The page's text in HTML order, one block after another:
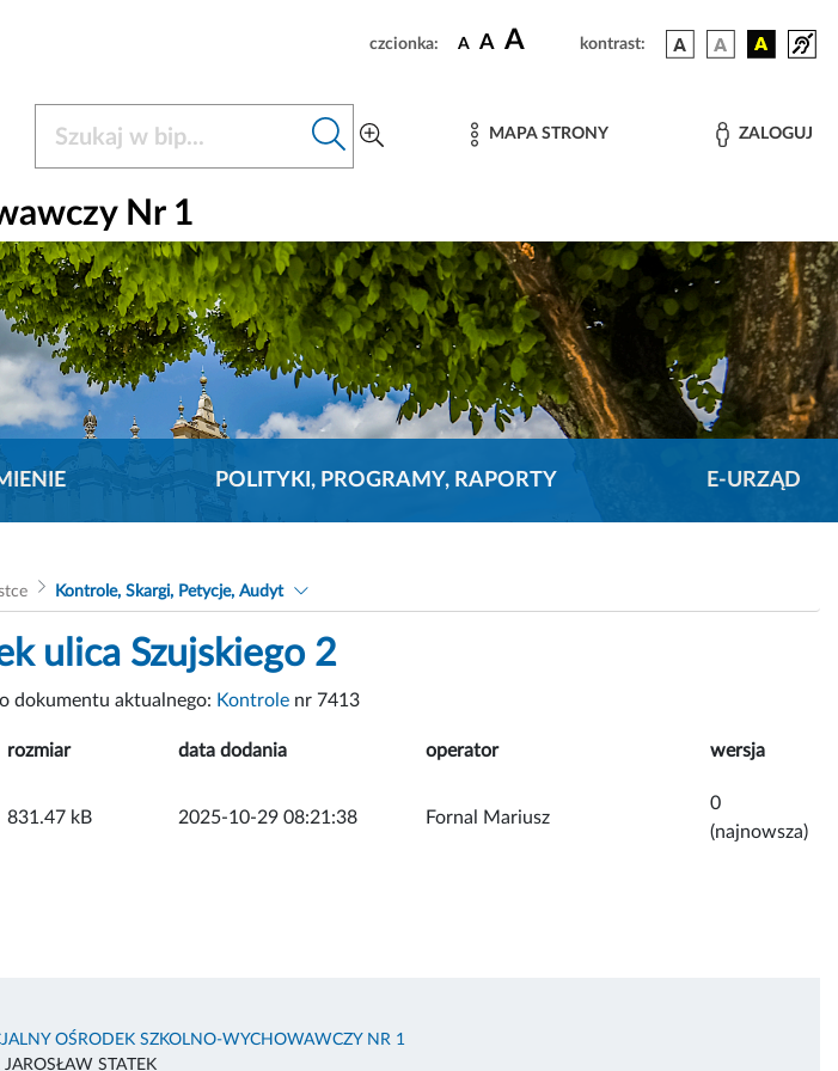
czcionka: A A A kontrast:
MAPA STRONY ZALOGUJ
Nr 1
POLITYKI, PROGRAMY, RAPORTY E-URZĄD
Kontrole, Skargi, Petycje, Audyt
ulica Szujskiego 2
dokumentu aktualnego: Kontrole nr 7413
rozmiar data dodania operator wersja
831.47 kB 2025-10-29 08:21:38 Fornal Mariusz
0
(najnowsza)
OŚRODEK SZKOLNO-WYCHOWAWCZY NR 1
JAROSŁAW STATEK